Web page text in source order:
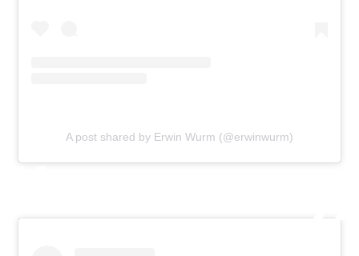
A post shared by Erwin Wurm (@erwinwurm)